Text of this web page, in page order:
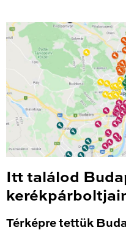
Itt találod
Térképre tettük